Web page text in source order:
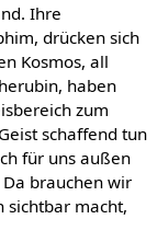
Ihre
drücken sich
Kosmos, all
haben
zum
schaffend tun
für uns außen
brauchen wir
sichtbar macht,